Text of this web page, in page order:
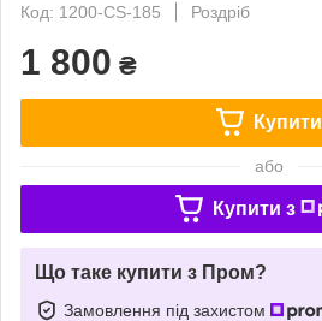
Код: 1200-CS-185
Роздріб
1 800 ₴
Купити
або
Купити з
Що таке купити з Пром?
Замовлення під захистом